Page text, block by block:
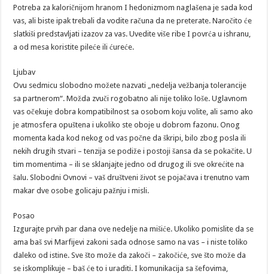
Potreba za kaloričnijom hranom I hedonizmom naglašena je sada kod
vas, ali biste ipak trebali da vodite računa da ne preterate. Naročito će
slatkiši predstavljati izazov za vas. Uvedite više ribe I povrća u ishranu,
a od mesa koristite pileće ili ćureće.
Ljubav
Ovu sedmicu slobodno možete nazvati „nedelja vežbanja tolerancije
sa partnerom“. Možda zvuči rogobatno ali nije toliko loše. Uglavnom
vas očekuje dobra kompatibilnost sa osobom koju volite, ali samo ako
je atmosfera opuštena i ukoliko ste oboje u dobrom fazonu. Onog
momenta kada kod nekog od vas počne da škripi, bilo zbog posla ili
nekih drugih stvari – tenzija se podiže i postoji šansa da se pokačite. U
tim momentima – ili se sklanjajte jedno od drugog ili sve okrećite na
šalu. Slobodni Ovnovi – vaš društveni život se pojačava i trenutno vam
makar dve osobe golicaju pažnju i misli.
Posao
Izgurajte prvih par dana ove nedelje na mišiće. Ukoliko pomislite da se
ama baš svi Marfijevi zakoni sada odnose samo na vas – i niste toliko
daleko od istine. Sve što može da zakoči – zakočiće, sve što može da
se iskomplikuje – baš će to i uraditi. I komunikacija sa šefovima,